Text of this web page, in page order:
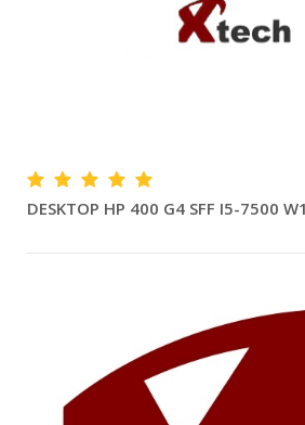
DESKTOP HP 400 G4 SFF I5-7500